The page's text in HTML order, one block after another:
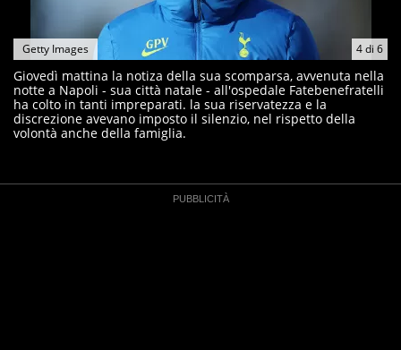
4di 6
Getty Images
Giovedì mattina la notiza della sua scomparsa, avvenuta nella
notte a Napoli - sua città natale - all'ospedale Fatebenefratelli
ha colto in tanti impreparati. la sua riservatezza e la
discrezione avevano imposto il silenzio, nel rispetto della
volontà anche della famiglia.